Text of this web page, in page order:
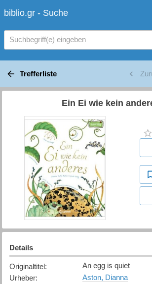
biblio.gr - Suche
Suchbegriff(e) eingeben
Trefferliste
Ein Ei wie kein
Details
Originaltitel:
An egg is quiet
Urheber:
Aston, Dianna